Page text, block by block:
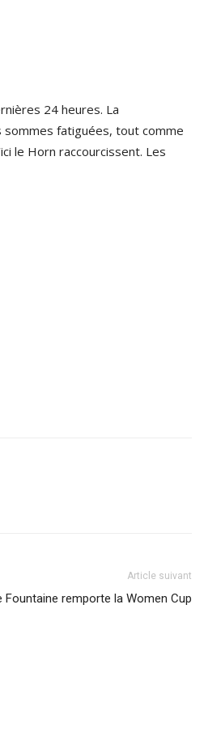
24 heures. La
fatiguées, tout comme
le Horn raccourcissent. Les
Article suivant
Fountaine remporte la Women Cup